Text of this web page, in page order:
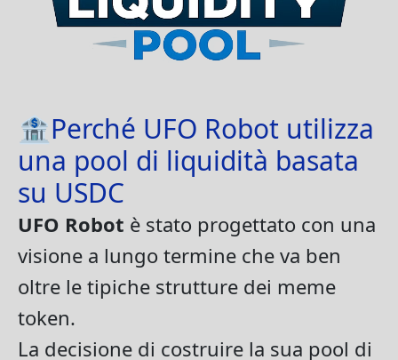
🏦Perché UFO Robot utilizza
una pool di liquidità basata
su USDC
UFO Robot è stato progettato con una
visione a lungo termine che va ben
oltre le tipiche strutture dei meme
token.
La decisione di costruire la sua pool di